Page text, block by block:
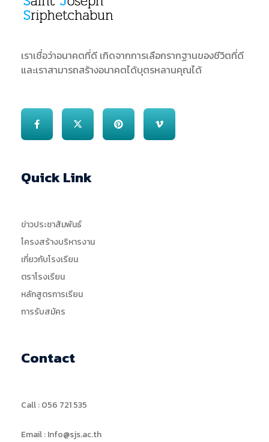
เราเชื่อว่าอนาคตที่ดี เกิดจากการเลือกรากฐานของชีวิตที่ดี
และเราสามารถสร้างอนาคตได้บุตรหลานคุณได้
Quick Link
ข่าวประชาสัมพันธ์
โครงสร้างบริหารงาน
เกี่ยวกับโรงเรียน
ตราโรงเรียน
หลักสูตรการเรียน
การรับสมัคร
Contact
Call : 056 721 535
Email : Info@sjs.ac.th